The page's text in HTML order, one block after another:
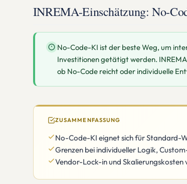
INREMA-Einschätzung: No-
No-Code-KI ist der beste Weg, um
Investitionen getätigt werden.
ob No-Code reicht oder individuelle
ZUSAMMENFASSUNG
No-Code-KI eignet sich für Standard-
Grenzen bei individueller Logik,
Vendor-Lock-in und